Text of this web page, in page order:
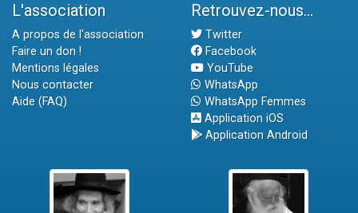
L'association
A propos de l'association
Faire un don !
Mentions légales
Nous contacter
Aide (FAQ)
Retrouvez-nous...
Twitter
Facebook
YouTube
WhatsApp
WhatsApp Femmes
Application iOS
Application Android